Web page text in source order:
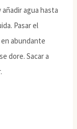
añadir agua hasta
Pasar el
abundante
dore. Sacar a